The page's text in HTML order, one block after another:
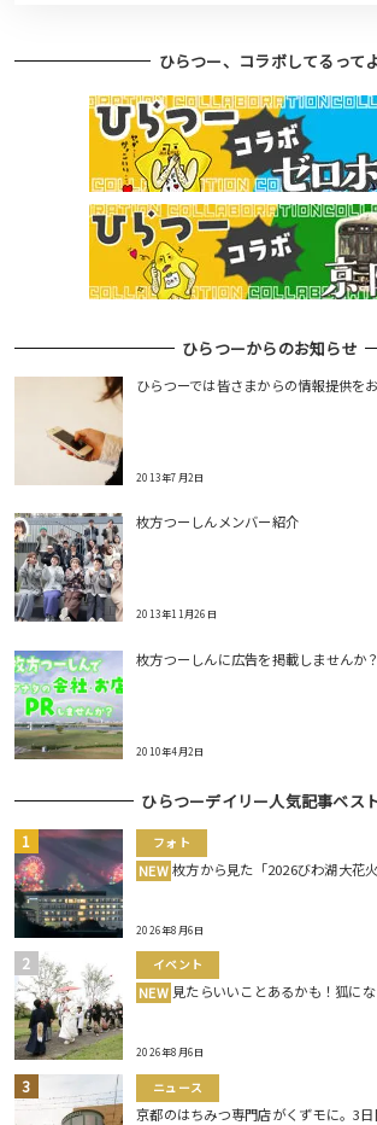
ひらつー、コラボしてるって
ひらつーからのお知らせ
ひらつーでは皆さまからの情報提供を
2013年7月2日
枚方つーしんメンバー紹介
2013年11月26日
枚方つーしんに広告を掲載しませんか
2010年4月2日
ひらつーデイリー人気記事ベス
フォト
NEW 枚方から見た「2026びわ湖大花火
2026年8月6日
イベント
NEW 見たらいいことあるかも！狐に
2026年8月6日
ニュース
京都のはちみつ専門店がくずモに。3